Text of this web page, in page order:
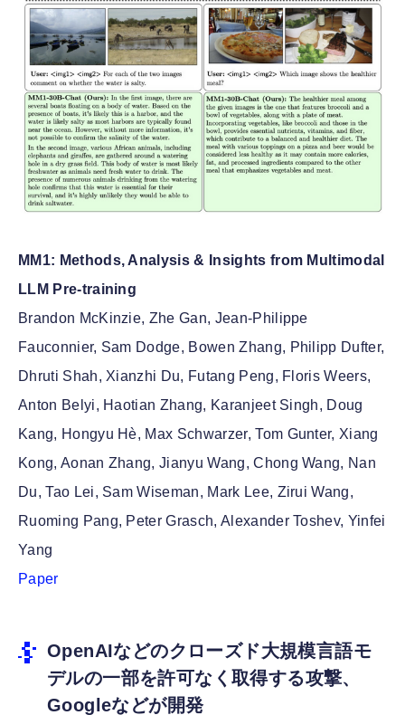
MM1: Methods, Analysis & Insights from Multimodal
LLM Pre-training
Brandon McKinzie, Zhe Gan, Jean-Philippe
Fauconnier, Sam Dodge, Bowen Zhang, Philipp Dufter,
Dhruti Shah, Xianzhi Du, Futang Peng, Floris Weers,
Anton Belyi, Haotian Zhang, Karanjeet Singh, Doug
Kang, Hongyu Hè, Max Schwarzer, Tom Gunter, Xiang
Kong, Aonan Zhang, Jianyu Wang, Chong Wang, Nan
Du, Tao Lei, Sam Wiseman, Mark Lee, Zirui Wang,
Ruoming Pang, Peter Grasch, Alexander Toshev, Yinfei
Yang
Paper
OpenAIなどのクローズド大規模言語モ
デルの一部を許可なく取得する攻撃、
Googleなどが開発